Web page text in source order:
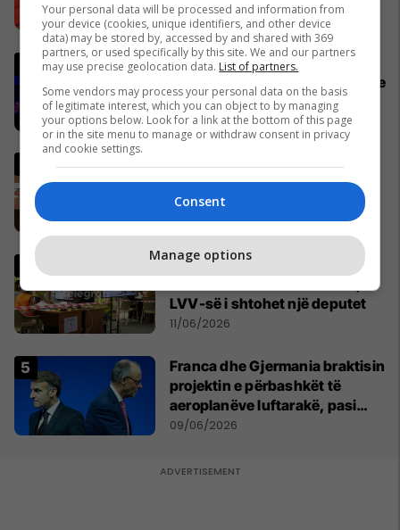
07/06/2026
Garë interesante në LDK pas
numërimit të mbi 50% të votave
09/06/2026
LVV kalon në 50 mandate,
numërohen rreth 70% e votave
nga ambasadat
12/06/2026
KQZ fillon publikimin e
LVV-së i shtohet një deputet
11/06/2026
Franca dhe Gjermania braktisin
projektin e përbashkët të
aeroplanëve luftarakë, pasi
kompanitë nuk arrijnë
09/06/2026
Your personal data will be processed and information from
your device (cookies, unique identifiers, and other device
data) may be stored by, accessed by and shared with 369
partners, or used specifically by this site. We and our partners
may use precise geolocation data. List of partners.
Some vendors may process your personal data on the basis
of legitimate interest, which you can object to by managing
your options below. Look for a link at the bottom of this page
or in the site menu to manage or withdraw consent in privacy
and cookie settings.
Consent
Manage options